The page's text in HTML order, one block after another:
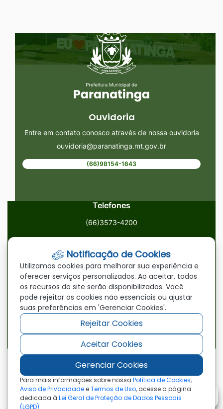
[alt+4]
Seção do Rodapé e Ouvidoria/
Ouvidoria
Entre em contato conosco através de nossa ouvidoria
ouvidoria@paranatinga.mt.gov.br
(66)98154-1643
Telefones
(66)3573-4200
ouvidoria@paranatinga.mt.gov.br
Localização
Av. Brasil, 1900, Centro, Paranatinga/MT, 78870-000
Redes Sociais
Acessar
a
Rede
Social
Facebook
Acessar
a
Rede
Social
Youtube
Acessar
a
Rede
Social
©2026 - Prefeitura Municipal de Paranatinga - MT
- Todos os direitos reservados
Notificação de Cookies
Utilizamos cookies para melhorar sua experiência e
oferecer serviços personalizados. Ao aceitar, todos
os recursos do site serão disponibilizados. Você
pode rejeitar os cookies não essenciais ou ajustar
suas preferências em 'Gerenciar Cookies'.
Rejeitar Cookies
Aceitar Cookies
Gerenciar Cookies
Para mais informações sobre nossa Política de Cookies,
Aviso de PrivacidadeeTermos de Uso, acesse a página
dedicada à Lei Geral de Proteção de Dados Pessoais
(LGPD).